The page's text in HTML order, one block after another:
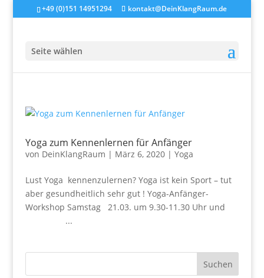
+49 (0)151 14951294 kontakt@DeinKlangRaum.de
Seite wählen
Yoga zum Kennenlernen für Anfänger
von DeinKlangRaum | März 6, 2020| Yoga
Lust Yoga kennenzulernen? Yoga ist kein Sport – tut
aber gesundheitlich sehr gut ! Yoga-Anfänger-
Workshop Samstag 21.03. um 9.30-11.30 Uhr und
...